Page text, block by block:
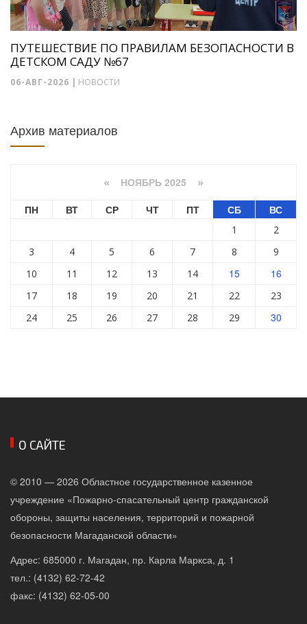
ПУТЕШЕСТВИЕ ПО ПРАВИЛАМ БЕЗОПАСНОСТИ В
ДЕТСКОМ САДУ №67
06-АВГ-2026 | НОВОСТИ
Архив материалов
« НОЯБРЬ 2025 »
ПН ВТ СР ЧТ ПТ СБ ВС
1
2
3
4 5 6 7 8
9
10
11 12 13 14 15 16
17 18 19 20 21 22
23
24
25 26 27 28 29 30
О САЙТЕ
© 2010 — 2026 Областное государственное казенное
учреждение «Пожарно-спасательный центр гражданской
обороны, защиты населения, территорий и пожарной
безопасности Магаданской области»
Адрес: 685000 г. Магадан, пр. Карла Маркса, д. 1
тел.: (4132) 62-72-42
факс: (4132) 62-05-00